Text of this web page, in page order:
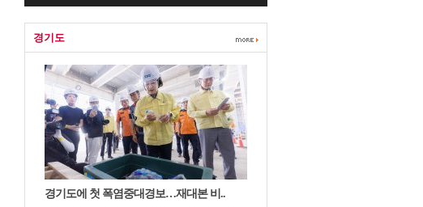
경기도
경기도에 첫 폭염중대경보…재대본 비..